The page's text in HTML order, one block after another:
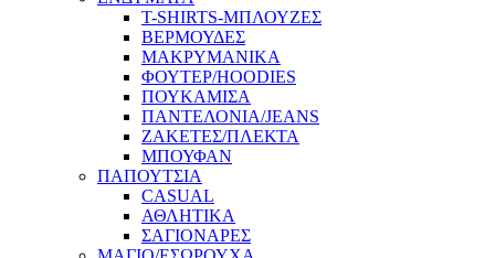
T-SHIRTS-ΜΠΛΟΥΖΕΣ
ΒΕΡΜΟΥΔΕΣ
ΜΑΚΡΥΜΑΝΙΚΑ
ΦΟΥΤΕΡ/HOODIES
ΠΟΥΚΑΜΙΣΑ
ΠΑΝΤΕΛΟΝΙΑ/JEANS
ΖΑΚΕΤΕΣ/ΠΛΕΚΤΑ
ΜΠΟΥΦΑΝ
ΠΑΠΟΥΤΣΙΑ
CASUAL
ΑΘΛΗΤΙΚΑ
ΣΑΓΙΟΝΑΡΕΣ